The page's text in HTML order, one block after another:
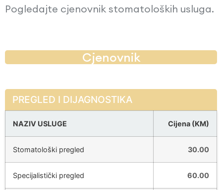
Pogledajte cjenovnik stomatoloških usluga.
Cjenovnik
PREGLED I DIJAGNOSTIKA
NAZIV USLUGE Cijena (KM)
Stomatološki pregled 30.00
Specijalistički pregled 60.00